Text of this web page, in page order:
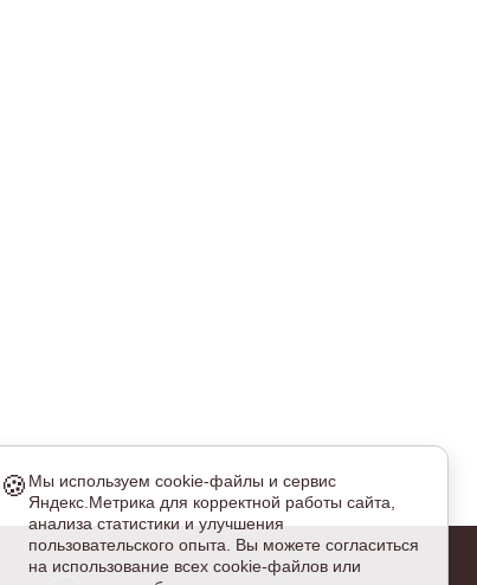
🍪 Мы используем cookie-файлы и сервис
Яндекс.Метрика для корректной работы сайта,
анализа статистики и улучшения
пользовательского опыта. Вы можете согласиться
на использование всех cookie-файлов или
обязательны для работы сайта и не могут быть